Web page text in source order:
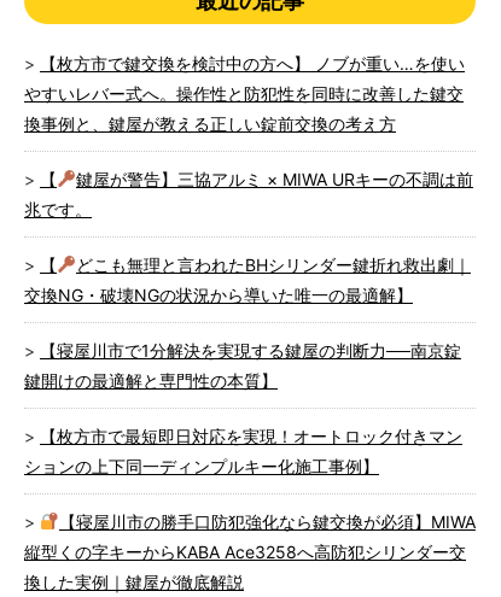
【枚方市で鍵交換を検討中の方へ】 ノブが重い…を使い
やすいレバー式へ。操作性と防犯性を同時に改善した鍵交
換事例と、鍵屋が教える正しい錠前交換の考え方
【
鍵屋が警告】三協アルミ × MIWA URキーの不調は前
兆です。
【
どこも無理と言われたBHシリンダー鍵折れ救出劇｜
交換NG・破壊NGの状況から導いた唯一の最適解】
【寝屋川市で1分解決を実現する鍵屋の判断力──南京錠
鍵開けの最適解と専門性の本質】
【枚方市で最短即日対応を実現！オートロック付きマン
ションの上下同一ディンプルキー化施工事例】
【寝屋川市の勝手口防犯強化なら鍵交換が必須】MIWA
縦型くの字キーからKABA Ace3258へ高防犯シリンダー交
換した実例｜鍵屋が徹底解説